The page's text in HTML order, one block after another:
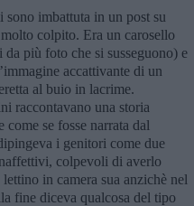
imbattuta in un post su
colpito. Era un carosello
più foto che si susseguono) e
accattivante di un
al buio in lacrime.
raccontavano una storia
come se fosse narrata dal
i genitori come due
colpevoli di averlo
in camera sua anzichè nel
fine diceva qualcosa del tipo